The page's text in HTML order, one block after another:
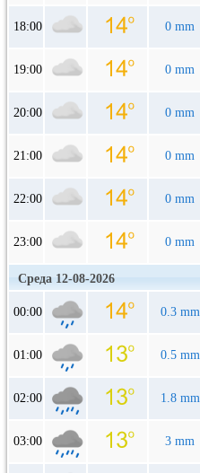
18:00 0 mm
19:00 0 mm
20:00 0 mm
21:00 0 mm
22:00 0 mm
23:00 0 mm
Среда 12-08-2026
00:00 0.3 mm
01:00 0.5 mm
02:00 1.8 mm
03:00 3 mm